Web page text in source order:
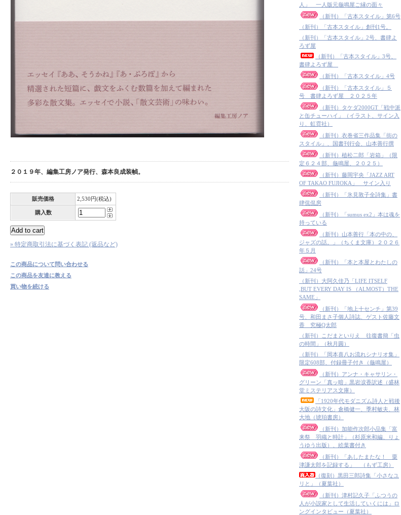
２０１９年、編集工房ノア発行、森本良成装幀。
販売価格 2,530円(税込)
購入数
» 特定商取引法に基づく表記 (返品など)
この商品について問い合わせる
この商品を友達に教える
買い物を続ける
人」 一人版元龜鳴屋ご縁の面々
（新刊）「古本スタイル」第6号
（新刊）「古本スタイル」創刊1号。
（新刊）「古本スタイル」2号、書肆よ
ろず屋
（新刊）「古本スタイル」3号、
書肆よろず屋
（新刊）「古本スタイル」4号
（新刊）「古本スタイル」５
号 書肆よろず屋 ２０２５年
（新刊）タケダ2000GT「戦中派
と缶チューハイ」（イラスト、サイン入
り、虹霓社）
（新刊）衣巻省三作品集「街の
スタイル」、国書刊行会、山本善行撰
（新刊）植松二郎「岩箱」（限
定６２４部、龜鳴屋、２０２５）
（新刊）藤岡宇央「JAZZ ART
OF TAKAO FUJIOKA」 サイン入り
（新刊）「氷見敦子全詩集」書
肆侃侃房
（新刊）「sumus ex2」本は魂を
持っている
（新刊）山本善行「本の中の、
ジャズの話。」（ちくま文庫）２０２６
年５月
（新刊）「本と本屋とわたしの
話」24号
（新刊）大阿久佳乃「LIFE ITSELF
,BUT EVERY DAY IS （ALMOST）THE
SAME」
（新刊）「地上十センチ」第39
号、和田まさ子個人詩誌、ゲスト佐藤文
香 究極Q太郎
（新刊）こだまといりえ 往復書簡「虫
の時間」（秋月圓）
（新刊）「岡本喜八お流れシナリオ集」
限定608部、付録冊子付き（龜鳴屋）
（新刊）アンナ・キャサリン・
グリーン「真ッ暗」黒岩涙香訳述（盛林
堂ミステリアス文庫）
「1920年代モダニズム詩人と戦後
大阪の詩文化」倉橋健一、季村敏夫、林
大地（琥珀書房）
（新刊）加能作次郎小品集「富
来祭 羽織と時計」（杉原米和編、りょ
うゆう出版）、絵葉書付き
（新刊）「あしたまたな！ 粟
津謙太郎を記録する」 （もず工房）
（復刻）黒田三郎詩集「小さなユ
リと」（夏葉社）
（新刊）津村記久子「ふつうの
人が小説家として生活していくには」ロ
ングインタビュー（夏葉社）